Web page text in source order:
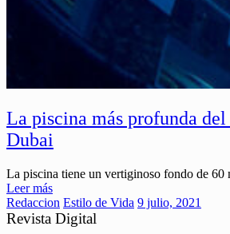
La piscina más profunda del
Dubai
La piscina tiene un vertiginoso fondo de 60
Leer más
Redaccion Estilo de Vida 9 julio, 2021
Revista Digital